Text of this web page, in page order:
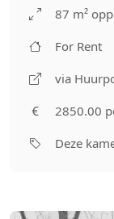
87 m²
For Rent
via
2850.00
Deze